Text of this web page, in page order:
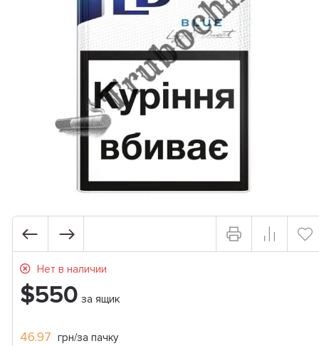
Нет в наличии
$550 за ящик
46.97 грн/за пачку